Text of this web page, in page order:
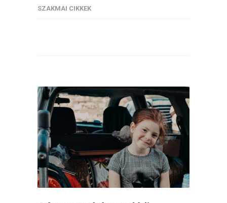
SZAKMAI CIKKEK